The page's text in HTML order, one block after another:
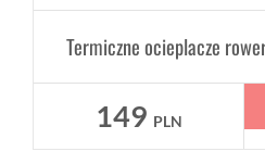
149 PLN